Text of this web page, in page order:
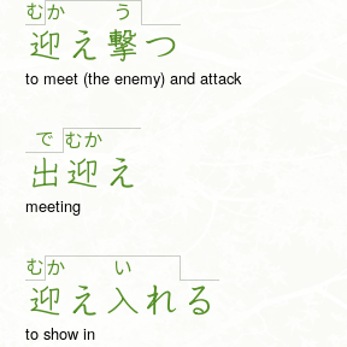
むか
迎 え
う
撃 つ
to meet (the enemy) and attack
で
出
むか
迎 え
meeting
むか
迎 え
い
入れ る
to show in